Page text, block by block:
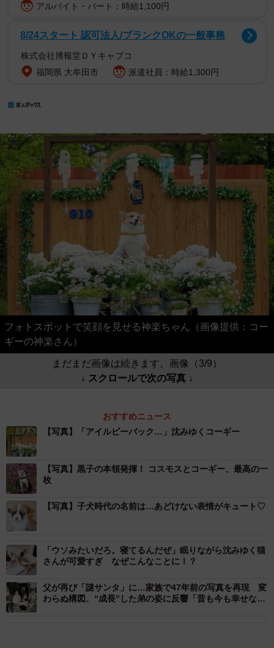
アルバイト・パート：時給1,100円
8/24スタート 認可法人/ブランクOKの一般事務
株式会社博報堂ＤＹキャプコ
福岡県 大牟田市
派遣社員：時給1,300円
フォトスポットで笑顔を見せる神楽ちゃん（画像提供：コー
ギーの神楽さん）
まだまだ画像は続きます。画像（3/9）
↓ スクロールで次の写真 ↓
おすすめニュース
【写真】「アイルビーバック…」沈みゆくコーギー
【写真】黒子の本領発揮！ コスモスとコーギー、最高の一
枚
【写真】子犬時代の名前は…あどけない表情がキュート♡
「ウソみたいだろ。寝てるんだぜ」眠りながら沈みゆく猫
さんが可愛すぎ なぜこんなことに！？
父が再び「謎サンタ」に…家族で47年前の写真を再現 変
わらぬ構図、“成長”した弟の姿に反響「昔も今も幸せな写